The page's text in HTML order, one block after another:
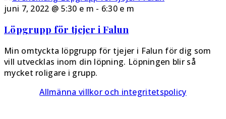
juni 7, 2022 @ 5:30 e m - 6:30 e m
Löpgrupp för tjejer i Falun
Min omtyckta löpgrupp för tjejer i Falun för dig som
vill utvecklas inom din löpning. Löpningen blir så
mycket roligare i grupp.
Allmänna villkor och integritetspolicy